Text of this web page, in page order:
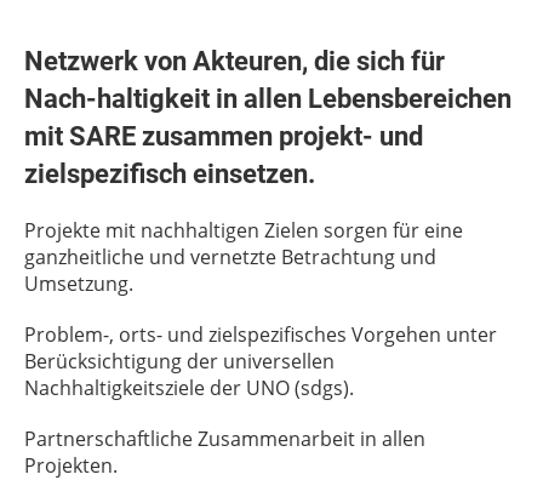
Netzwerk von Akteuren, die sich für
Nach-haltigkeit in allen Lebensbereichen
mit SARE zusammen projekt- und
zielspezifisch einsetzen.
Projekte mit nachhaltigen Zielen sorgen für eine
ganzheitliche und vernetzte Betrachtung und
Umsetzung.
Problem-, orts- und zielspezifisches Vorgehen unter
Berücksichtigung der universellen
Nachhaltigkeitsziele der UNO (sdgs).
Partnerschaftliche Zusammenarbeit in allen
Projekten.